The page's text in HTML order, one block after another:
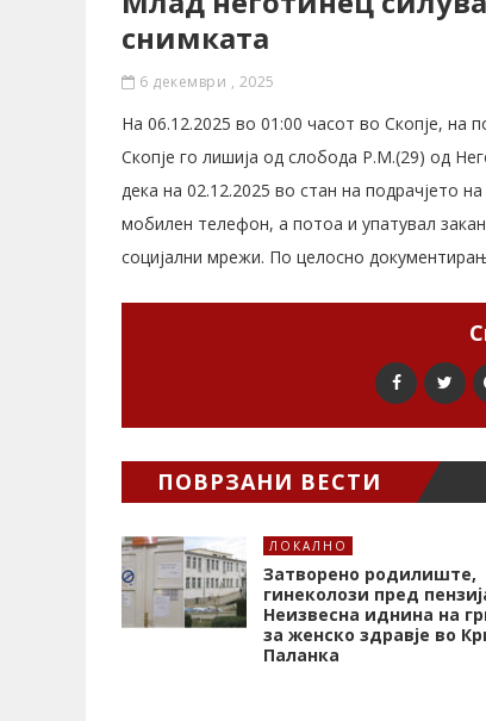
снимката
6 декември , 2025
На 06.12.2025 во 01:00 часот во Скопје,
Скопје го лишија од слобода Р.М.(29) од
дека на 02.12.2025 во стан на подрачјето
мобилен телефон, а потоа и упатувал
социјални мрежи. По целосно
ПОВРЗАНИ ВЕСТИ
ЛОКАЛНО
Затворено родилиште,
гинеколози пред
Неизвесна иднина на
за женско здравје во
Паланка